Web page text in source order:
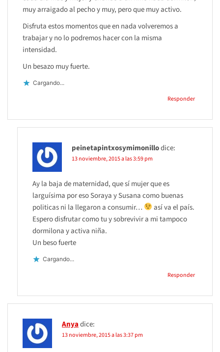
muy arraigado al pecho y muy, pero que muy activo.
Disfruta estos momentos que en nada volveremos a
trabajar y no lo podremos hacer con la misma
intensidad.
Un besazo muy fuerte.
Cargando...
Responder
peinetapintxosymimonillodice:
13 noviembre, 2015 a las 3:59 pm
Ay la baja de maternidad, que sí mujer que es
larguísima por eso Soraya y Susana como buenas
politicas ni la llegaron a consumir…
así va el país.
Espero disfrutar como tu y sobrevivir a mi tampoco
dormilona y activa niña.
Un beso fuerte
Cargando...
Responder
Anyadice:
13 noviembre, 2015 a las 3:37 pm